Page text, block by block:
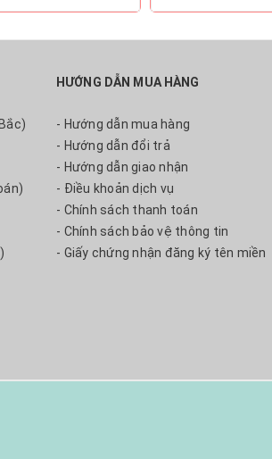
HƯỚNG DẪN MUA HÀNG
- Hướng dẫn mua hàng
- Hướng dẫn đổi trả
- Hướng dẫn giao nhận
- Điều khoản dịch vụ
- Chính sách thanh toán
- Chính sách bảo vệ thông tin
- Giấy chứng nhận đăng ký tên miền